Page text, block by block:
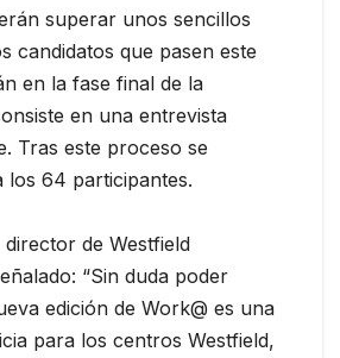
superar unos sencillos
candidatos que pasen este
en la fase final de la
en una entrevista
Tras este proceso se
los 64 participantes.
de Westfield
“Sin duda poder
edición de Work@ es una
para los centros Westfield,